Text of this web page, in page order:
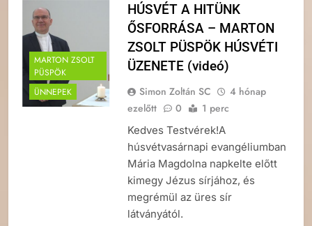
MARTON ZSOLT
PÜSPÖK
ÜNNEPEK
HÚSVÉT A HITÜNK
ŐSFORRÁSA – MARTON
ZSOLT PÜSPÖK HÚSVÉTI
ÜZENETE (videó)
Simon Zoltán SC
4 hónap
ezelőtt
0 1 perc
Kedves Testvérek!A
húsvétvasárnapi evangéliumban
Mária Magdolna napkelte előtt
kimegy Jézus sírjához, és
megrémül az üres sír
látványától.